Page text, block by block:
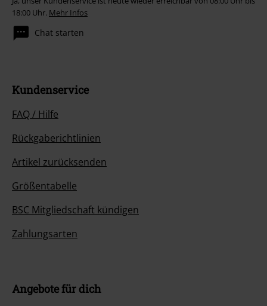
18:00 Uhr. Mehr Infos
Chat starten
Kundenservice
FAQ / Hilfe
Rückgaberichtlinien
Artikel zurücksenden
Größentabelle
BSC Mitgliedschaft kündigen
Zahlungsarten
Angebote für dich